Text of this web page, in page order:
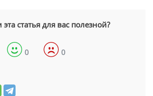
статья для вас полезной?
0 0